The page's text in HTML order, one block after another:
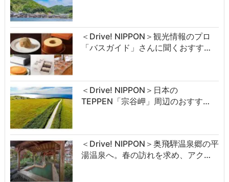
＜Drive! NIPPON＞観光情報のプロ
「バスガイド」さんに聞くおすす…
＜Drive! NIPPON＞日本の
TEPPEN「宗谷岬」周辺のおすす…
＜Drive! NIPPON＞奥飛騨温泉郷の平
湯温泉へ。春の訪れを求め、アク…